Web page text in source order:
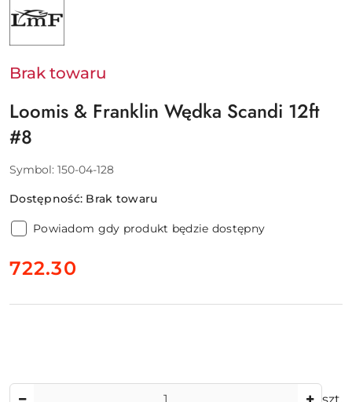
PRODUCENTA:
LOOMIS
&
Brak towaru
Loomis & Franklin Wędka Scandi 12ft
#8
Symbol: 150-04-128
Dostępność: Brak towaru
Powiadom gdy produkt będzie dostępny
cena:
722.30
szt.